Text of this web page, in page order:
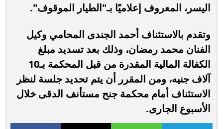
اليسر، المعروف إعلاميًا بـ"الطيار الموقوف".
وتقدم بالاستئناف أحمد الجندى المحامي وكيل
الفنان محمد رمضان، وذلك بعد تسديد مبلغ
الكفالة المالية المقدرة من قبل المحكمة بـ10
آلاف جنيه، ومن المقرر أن يتم تحديد جلسة لنظر
الاستئناف أمام محكمة جنح مستأنف الدقى خلال
الأسبوع الجارى.